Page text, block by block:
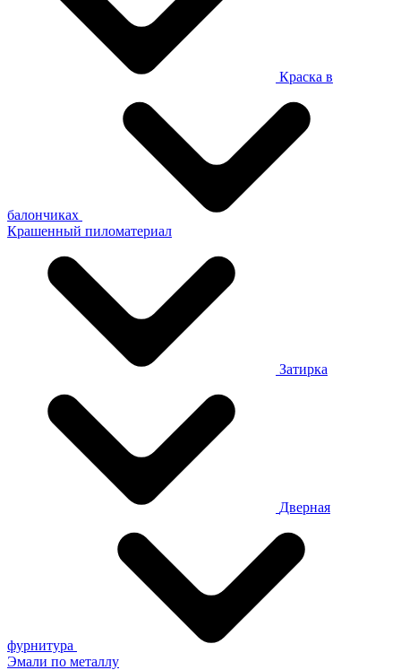
Краска в
балончиках
Крашенный пиломатериал
Затирка
Дверная
фурнитура
Эмали по металлу